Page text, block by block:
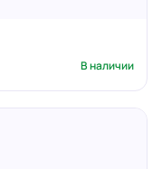
В наличии